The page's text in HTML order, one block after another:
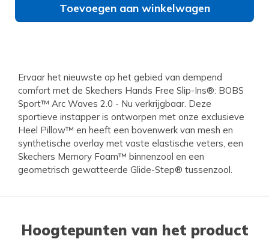
Toevoegen aan winkelwagen
Ervaar het nieuwste op het gebied van dempend
comfort met de Skechers Hands Free Slip-Ins®: BOBS
Sport™ Arc Waves 2.0 - Nu verkrijgbaar. Deze
sportieve instapper is ontworpen met onze exclusieve
Heel Pillow™ en heeft een bovenwerk van mesh en
synthetische overlay met vaste elastische veters, een
Skechers Memory Foam™ binnenzool en een
geometrisch gewatteerde Glide-Step® tussenzool.
Hoogtepunten van het product